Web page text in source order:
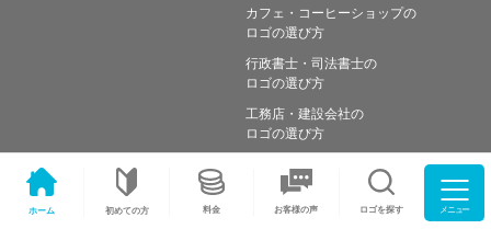
ホーム 初めての方 料金 お客様の声 ロゴを探す メニュー
カフェ・コーヒーショップの
ロゴの選び方
行政書士・司法書士の
ロゴの選び方
工務店・建設会社の
ロゴの選び方
Copyright © Simple works Inc. All Rights Reserved.